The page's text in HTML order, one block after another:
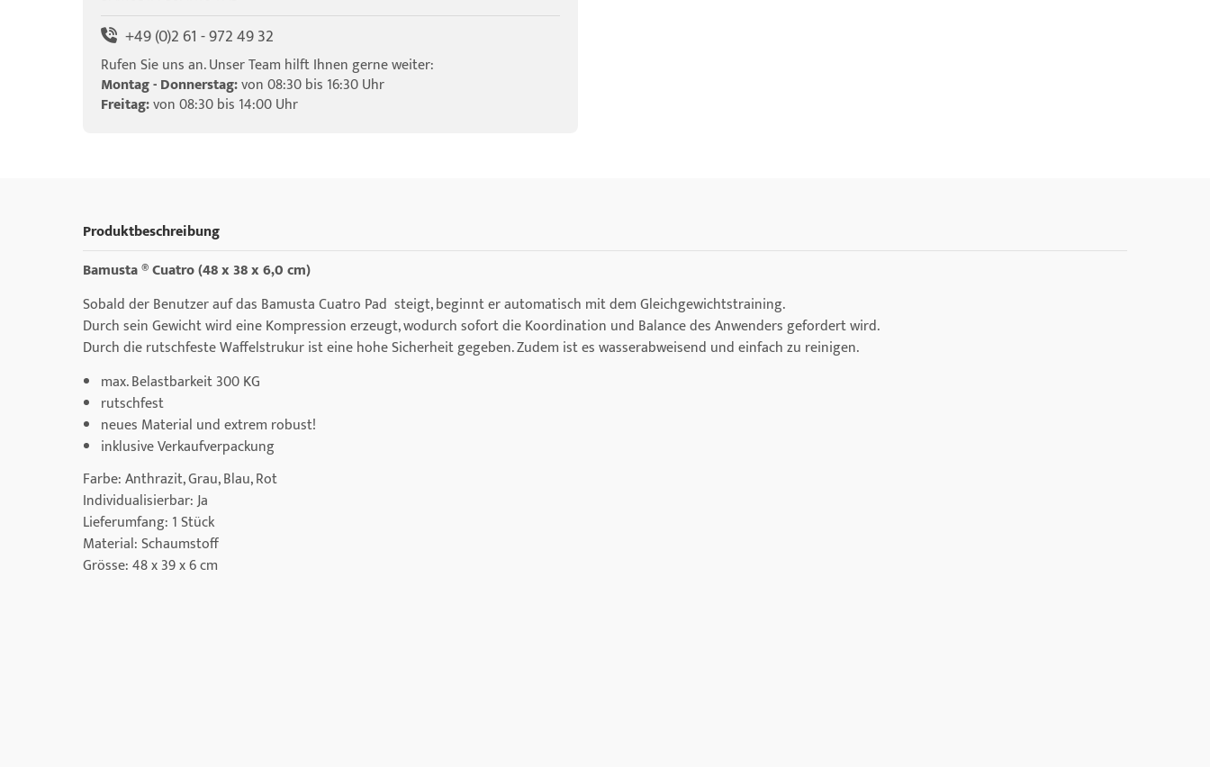
+49 (0)2 61 - 972 49 32
Rufen Sie uns an. Unser Team hilft Ihnen gerne weiter:
Montag - Donnerstag:von 08:30 bis 16:30 Uhr
Freitag:von 08:30 bis 14:00 Uhr
Produktbeschreibung
Bamusta ® Cuatro(48 x 38 x 6,0 cm)
Sobald der Benutzer auf das Bamusta Cuatro Pad steigt, beginnt er automatisch mit dem Gleichgewichtstraining.
Durch sein Gewicht wird eine Kompression erzeugt, wodurch sofort die Koordination und Balance des Anwenders gefordert wird.
Durch die rutschfeste Waffelstrukur ist eine hohe Sicherheit gegeben. Zudem ist es wasserabweisend und einfach zu reinigen.
max. Belastbarkeit 300 KG
rutschfest
neues Material und extrem robust!
inklusive Verkaufverpackung
Farbe: Anthrazit, Grau, Blau, Rot
Individualisierbar: Ja
Lieferumfang: 1 Stück
Material: Schaumstoff
Grösse: 48 x 39 x 6 cm